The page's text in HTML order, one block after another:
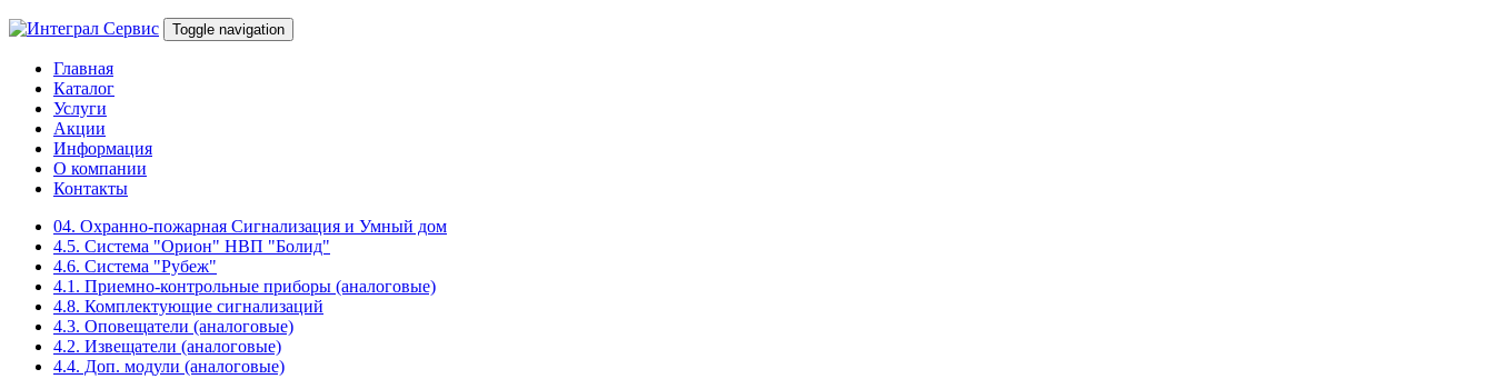
Toggle navigation
Главная
Каталог
Услуги
Акции
Информация
О компании
Контакты
04. Охранно-пожарная Сигнализация и Умный дом
4.5. Система "Орион" НВП "Болид"
4.6. Система "Рубеж"
4.1. Приемно-контрольные приборы (аналоговые)
4.8. Комплектующие сигнализаций
4.3. Оповещатели (аналоговые)
4.2. Извещатели (аналоговые)
4.4. Доп. модули (аналоговые)